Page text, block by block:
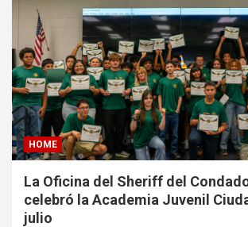
HOME
La Oficina del Sheriff del
celebró la Academia Juvenil
julio